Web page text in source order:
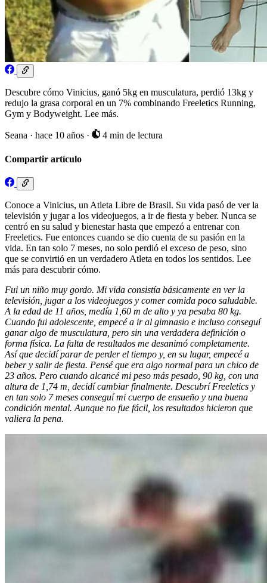
Descubre cómo Vinicius, ganó 5kg en musculatura, perdió 13kg y
redujo la grasa corporal en un 7% combinando Freeletics Running,
Gym y Bodyweight. Lee más.
Seana · hace 10 años · 4 min de lectura
Compartir artículo
Conoce a Vinicius, un Atleta Libre de Brasil. Su vida pasó de ver la
televisión y jugar a los videojuegos, a ir de fiesta y beber. Nunca se
centró en su salud y bienestar hasta que empezó a entrenar con
Freeletics. Fue entonces cuando se dio cuenta de su pasión en la
vida. En tan solo 7 meses, no solo perdió el exceso de peso, sino
que se convirtió en un verdadero Atleta en todos los sentidos. Lee
más para descubrir cómo.
Fui un niño muy gordo. Mi vida consistía básicamente en ver la
televisión, jugar a los videojuegos y comer comida poco saludable.
A la edad de 11 años, medía 1,60 m de alto y ya pesaba 80 kg.
Cuando fui adolescente, empecé a ir al gimnasio e incluso conseguí
ganar algo de musculatura, pero sin una verdadera definición o
forma física. La falta de resultados me desanimó completamente.
Así que decidí parar de perder el tiempo y, en su lugar, empecé a
beber y salir de fiesta. Pensé que era algo normal para un chico de
23 años. Pero cuando alcancé mi peso más pesado, 90 kg, con una
altura de 1,74 m, decidí cambiar finalmente. Descubrí Freeletics y
en tan solo 7 meses conseguí mi cuerpo de ensueño y una buena
condición mental. Aunque no fue fácil, los resultados hicieron que
valiera la pena.